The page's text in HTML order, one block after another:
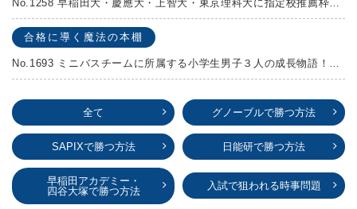
合格に導く魔法の本棚
全て グノーブルで勝つ方法
SAPIXで勝つ方法 日能研で勝つ方法
早稲田アカデミー・
四谷大塚で勝つ方法
入試で狙われる時事問題